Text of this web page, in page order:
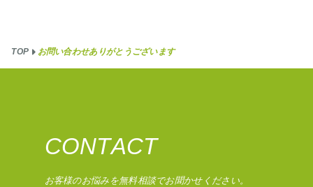
TOP お問い合わせありがとうございます
CONTACT
お客様のお悩みを無料相談でお聞かせください。